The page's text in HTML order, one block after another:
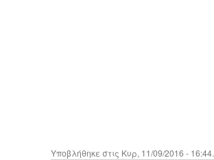
Υποβλήθηκε στις Κυρ, 11/09/2016 - 16:44.